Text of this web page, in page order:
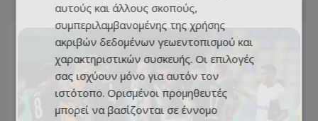
αυτούς και άλλους σκοπούς,
συμπεριλαμβανομένης της χρήσης
ακριβών δεδομένων γεωεντοπισμού και
χαρακτηριστικών συσκευής. Οι επιλογές
σας ισχύουν μόνο για αυτόν τον
ιστότοπο. Ορισμένοι προμηθευτές
μπορεί να βασίζονται σε έννομο